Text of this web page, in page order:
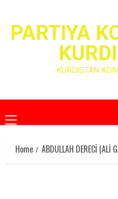
contentPARTIYA
KÜRDİSTAN
Primary
Menu
Home
ABDULLAH DERECİ (ALİ